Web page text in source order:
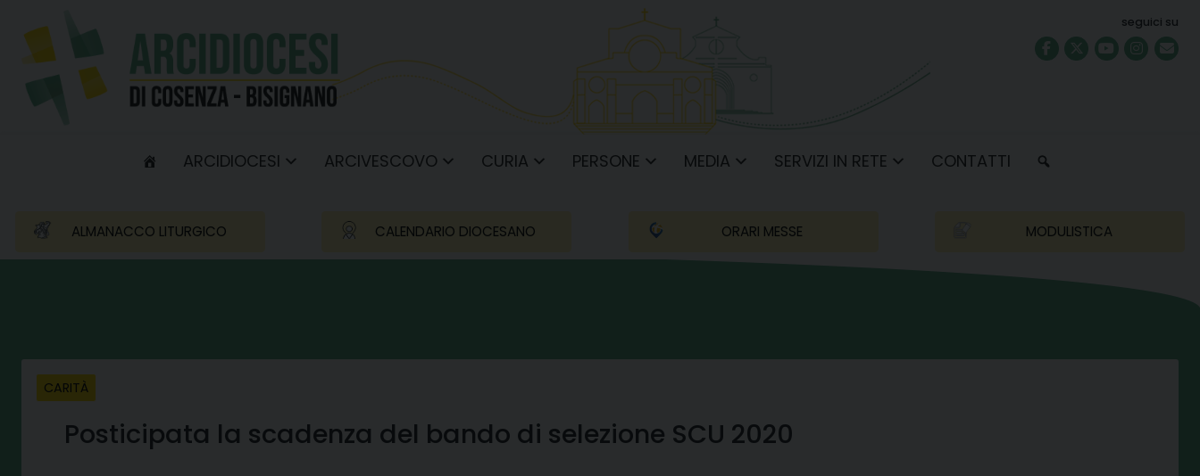
content
seguici su
ARCIDIOCESI ARCIVESCOVO CURIA PERSONE MEDIA SERVIZI IN RETE CONTATTI
ALMANACCO LITURGICO CALENDARIO DIOCESANO ORARI MESSE MODULISTICA
CARITÀ
Posticipata la scadenza del bando di selezione SCU 2020